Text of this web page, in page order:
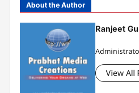
About the Author
Ranjeet
View All